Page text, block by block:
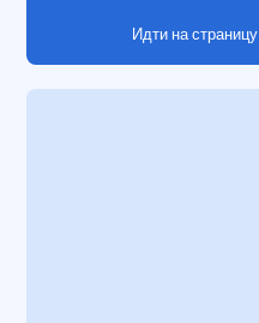
Идти на страницу